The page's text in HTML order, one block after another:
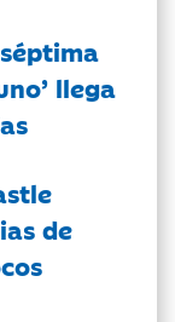
llega
de